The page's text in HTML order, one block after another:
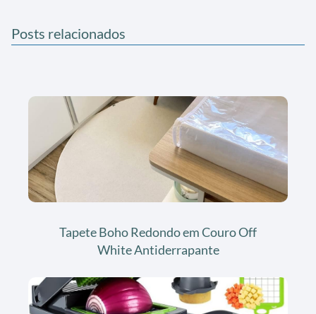
Posts relacionados
Tapete Boho Redondo em Couro Off
White Antiderrapante